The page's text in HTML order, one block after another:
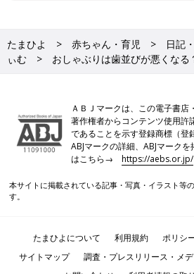
●再生数の少ないYoutube
しゅうくりコミック
前の話
全世界を揺るがす息
子とその仲間達[まる
一覧
たまひよ 赤ちゃん・育児 日記
ぃむ
おしゃぶりは歯並びが悪くなる
ＡＢＪマークは、この電子書店
著作権者からコンテンツ使用許
であることを示す登録商標（登
ABJマークの詳細、ABJマーク
はこちら→https://aebs.or.jp/
本サイトに掲載されている記事・写真・イラスト等
す。
たまひよについて 利用規約 ポリシ
サイトマップ
調査・プレスリリース・メ